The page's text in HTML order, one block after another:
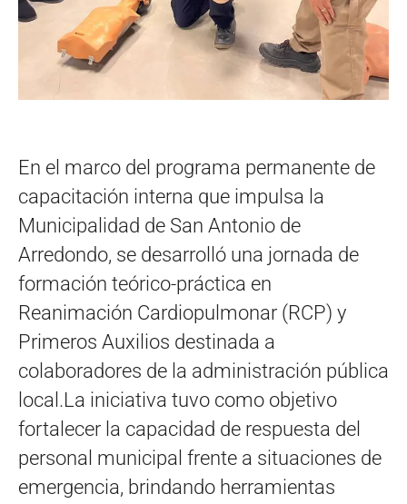
En el marco del programa permanente de
capacitación interna que impulsa la
Municipalidad de San Antonio de
Arredondo, se desarrolló una jornada de
formación teórico-práctica en
Reanimación Cardiopulmonar (RCP) y
Primeros Auxilios destinada a
colaboradores de la administración pública
local.La iniciativa tuvo como objetivo
fortalecer la capacidad de respuesta del
personal municipal frente a situaciones de
emergencia, brindando herramientas